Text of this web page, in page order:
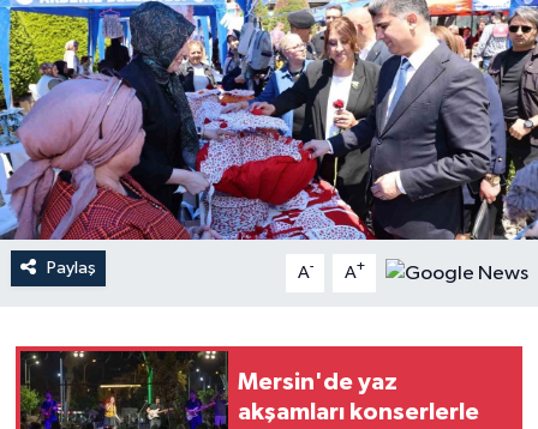
Paylaş A- A+
Mersin'de yaz
akşamları konserlerle
Özel Haber
Politika
Resmi İlan
Sağlık
Spor
Teknoloji